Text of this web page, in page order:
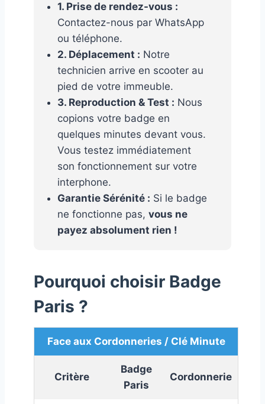
1. Prise de rendez-vous :
Contactez-nous par WhatsApp
ou téléphone.
2. Déplacement : Notre
technicien arrive en scooter au
pied de votre immeuble.
3. Reproduction & Test : Nous
copions votre badge en
quelques minutes devant vous.
Vous testez immédiatement
son fonctionnement sur votre
interphone.
Garantie Sérénité : Si le badge
ne fonctionne pas, vous ne
payez absolument rien !
Pourquoi choisir Badge
Paris ?
Face aux Cordonneries / Clé Minute
Critère
Badge
Paris
Cordonnerie